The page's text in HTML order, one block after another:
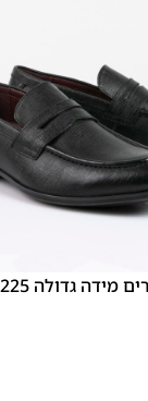
נעלי אלגנט